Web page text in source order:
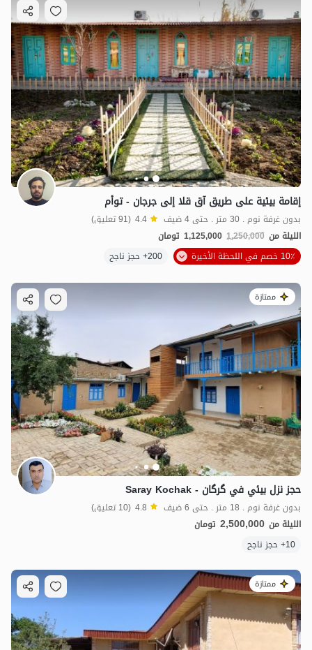
إقامة بيئية على طريق آق قلا إلى جرجان - توأم
بدون غرفة نوم . 30 متر . حتى 4 ضيف 4.4 (91 تعليق)
الليلة من 1,250,000
1,125,000 تومان
10٪ خصم في اللحظة الأخيرة
200+ حجز ناجح
ممتازة
حجز نزل بيئي في گرگان - Saray Kochak
بدون غرفة نوم . 18 متر . حتى 6 ضيف 4.8 (10 تعليق)
الليلة من 2,500,000 تومان
10+ حجز ناجح
ممتازة